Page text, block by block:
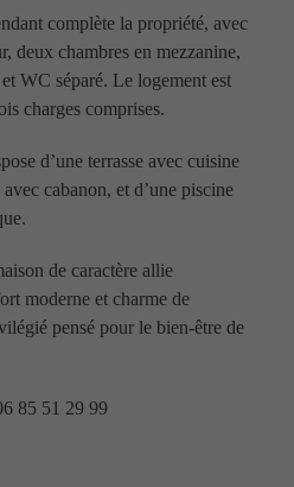
complète la propriété, avec
deux chambres en mezzanine,
WC séparé. Le logement est
charges comprises.
d’une terrasse avec cuisine
cabanon, et d’une piscine
de caractère allie
moderne et charme de
pensé pour le bien-être de
85 51 29 99